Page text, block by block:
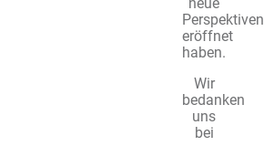
Perspektiven
eröffnet
haben.
Wir
bedanken
uns
bei